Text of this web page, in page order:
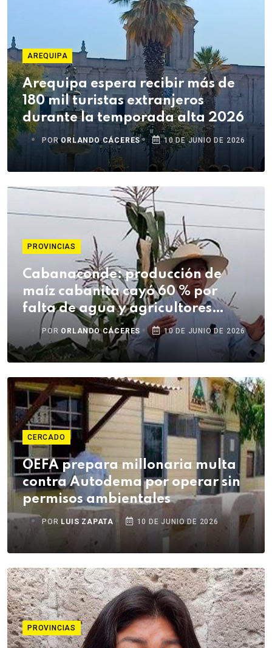
AREQUIPA
Arequipa espera recibir más de
180 mil turistas extranjeros
durante la temporada alta 2026
PORORLANDO CÁCERES 10 DE JUNIO DE 2026
PROVINCIAS
Cabanaconde: producción de
maíz cabanita cayó 60 % por
falta de agua y agricultores
denuncian abandono
POR ORLANDO CÁCERES 10 DE JUNIO DE 2026
CERCADO
OEFA prepara millonaria multa
contra Autodema por operar sin
permisos ambientales
POR LUIS ZAPATA 10 DE JUNIO DE 2026
PROVINCIAS